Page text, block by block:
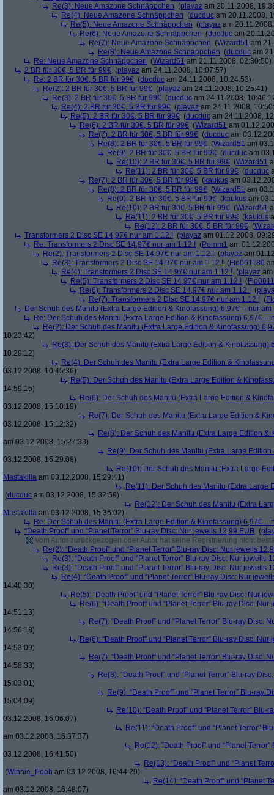
Re(3): Neue Amazone Schnäppchen (playaz am 20.11.2008,
Re(4): Neue Amazone Schnäppchen (ducduc am 20.11.2008,
Re(5): Neue Amazone Schnäppchen (playaz am
Re(6): Neue Amazone Schnäppchen (ducduc am
Re(7): Neue Amazone Schnäppchen (Wizard51 am
Re(8): Neue Amazone Schnäppchen (ducduc am
Re: Neue Amazone Schnäppchen (Wizard51 am 21.11.2008, 02:30:50)
2 BR für 30€, 5 BR für 99€ (playaz am 24.11.2008, 10:07:57)
Re: 2 BR für 30€, 5 BR für 99€ (ducduc am 24.11.2008, 10:24:53)
Re(2): 2 BR für 30€, 5 BR für 99€ (playaz am 24.11.2008, 10:25:41)
Re(3): 2 BR für 30€, 5 BR für 99€ (ducduc am 24.11.2008,
Re(4): 2 BR für 30€, 5 BR für 99€ (playaz am 24.11.2008,
Re(5): 2 BR für 30€, 5 BR für 99€ (ducduc am 24.11.2008,
Re(6): 2 BR für 30€, 5 BR für 99€ (Wizard51 am
Re(7): 2 BR für 30€, 5 BR für 99€ (ducduc am
Re(8): 2 BR für 30€, 5 BR für 99€ (Wizard51 am
Re(9): 2 BR für 30€, 5 BR für 99€ (ducduc am
Re(10): 2 BR für 30€, 5 BR für 99€ (Wizard51
Re(11): 2 BR für 30€, 5 BR für 99€ (ducduc
Re(7): 2 BR für 30€, 5 BR für 99€ (kaukus am
Re(8): 2 BR für 30€, 5 BR für 99€ (Wizard51 am
Re(9): 2 BR für 30€, 5 BR für 99€ (kaukus am
Re(10): 2 BR für 30€, 5 BR für 99€ (Wizard51
Re(11): 2 BR für 30€, 5 BR für 99€ (kaukus
Re(12): 2 BR für 30€, 5 BR für 99€ (
Transformers 2 Disc SE 14,97€ nur am 1.12.! (playaz am 01.12.2008,
Re: Transformers 2 Disc SE 14,97€ nur am 1.12.! (Pomm1 am
Re(2): Transformers 2 Disc SE 14,97€ nur am 1.12.! (playaz am
Re(3): Transformers 2 Disc SE 14,97€ nur am 1.12.! (Flo061180
Re(4): Transformers 2 Disc SE 14,97€ nur am 1.12.! (playaz
Re(5): Transformers 2 Disc SE 14,97€ nur am 1.12.! (
Re(6): Transformers 2 Disc SE 14,97€ nur am 1.12.! (
Re(7): Transformers 2 Disc SE 14,97€ nur am 1.12.! (
Der Schuh des Manitu (Extra Large Edition & Kinofassung) 6,97€ -- nur am
Re: Der Schuh des Manitu (Extra Large Edition & Kinofassung) 6,97€ --
Re(2): Der Schuh des Manitu (Extra Large Edition & Kinofassung)
10:23:42)
Re(3): Der Schuh des Manitu (Extra Large Edition & Kinofassung)
10:29:12)
Re(4): Der Schuh des Manitu (Extra Large Edition &
03.12.2008, 10:45:36)
Re(5): Der Schuh des Manitu (Extra Large Edition &
14:59:16)
Re(6): Der Schuh des Manitu (Extra Large Edition &
03.12.2008, 15:10:19)
Re(7): Der Schuh des Manitu (Extra Large Edition &
03.12.2008, 15:12:32)
Re(8): Der Schuh des Manitu (Extra Large Edition &
am 03.12.2008, 15:27:33)
Re(9): Der Schuh des Manitu (Extra Large
03.12.2008, 15:29:08)
Re(10): Der Schuh des Manitu (Extra Large
Mastakilla am 03.12.2008, 15:29:41)
Re(11): Der Schuh des Manitu (Extra Large
(ducduc am 03.12.2008, 15:32:59)
Re(12): Der Schuh des Manitu (Extra
Mastakilla am 03.12.2008, 15:36:02)
Re: Der Schuh des Manitu (Extra Large Edition & Kinofassung) 6,97€ --
“Death Proof” und “Planet Terror” Blu-ray Disc: Nur jeweils 12,99 EUR (
Vom Autor zurückgezogen oder Autor hat seine Registrierung nicht
Re(2): “Death Proof” und “Planet Terror” Blu-ray Disc: Nur jeweils
Re(3): “Death Proof” und “Planet Terror” Blu-ray Disc: Nur jeweils
Re(3): “Death Proof” und “Planet Terror” Blu-ray Disc: Nur jeweils
Re(4): “Death Proof” und “Planet Terror” Blu-ray Disc: Nur
14:40:30)
Re(5): “Death Proof” und “Planet Terror” Blu-ray Disc: Nur
Re(6): “Death Proof” und “Planet Terror” Blu-ray Disc:
14:51:13)
Re(7): “Death Proof” und “Planet Terror” Blu-ray Disc:
14:56:18)
Re(6): “Death Proof” und “Planet Terror” Blu-ray Disc:
14:53:09)
Re(7): “Death Proof” und “Planet Terror” Blu-ray Disc:
14:58:33)
Re(8): “Death Proof” und “Planet Terror” Blu-ray
15:03:01)
Re(9): “Death Proof” und “Planet Terror” Blu-ray
15:04:09)
Re(10): “Death Proof” und “Planet Terror”
03.12.2008, 15:06:07)
Re(11): “Death Proof” und “Planet Terror”
am 03.12.2008, 16:37:37)
Re(12): “Death Proof” und “Planet
03.12.2008, 16:41:50)
Re(13): “Death Proof” und “Planet
(Winnie_Pooh am 03.12.2008, 16:44:29)
Re(14): “Death Proof” und “Planet
am 03.12.2008, 16:48:07)